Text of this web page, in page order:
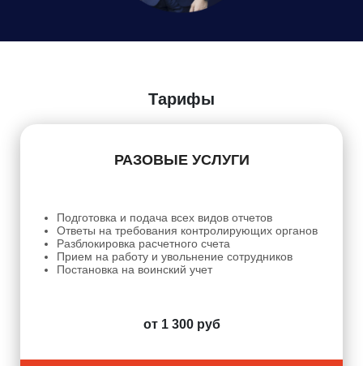
Тарифы
РАЗОВЫЕ УСЛУГИ
Подготовка и подача всех видов отчетов
Ответы на требования контролирующих органов
Разблокировка расчетного счета
Прием на работу и увольнение сотрудников
Постановка на воинский учет
от 1 300 руб
Согласие на обработку персональных данных